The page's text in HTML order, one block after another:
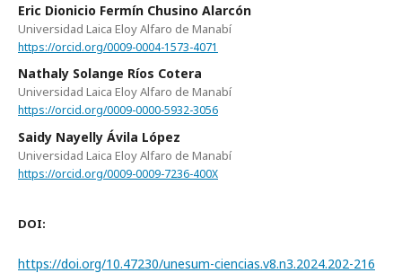
Eric Dionicio Fermín Chusino Alarcón
Universidad Laica Eloy Alfaro de Manabí
https://orcid.org/0009-0004-1573-4071
Nathaly Solange Ríos Cotera
Universidad Laica Eloy Alfaro de Manabí
https://orcid.org/0009-0000-5932-3056
Saidy Nayelly Ávila López
Universidad Laica Eloy Alfaro de Manabí
https://orcid.org/0009-0009-7236-400X
DOI:
https://doi.org/10.47230/unesum-ciencias.v8.n3.2024.202-216